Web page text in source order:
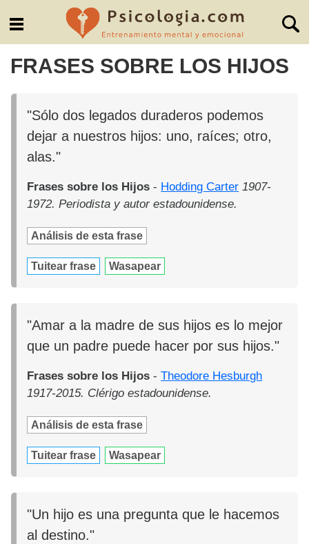
FRASES SOBRE LOS HIJOS
"Sólo dos legados duraderos podemos
dejar a nuestros hijos: uno, raíces; otro,
alas."
Frases sobre los Hijos - Hodding Carter 1907-
1972. Periodista y autor estadounidense.
Análisis de esta frase
Tuitear frase Wasapear
"Amar a la madre de sus hijos es lo mejor
que un padre puede hacer por sus hijos."
Frases sobre los Hijos -Theodore Hesburgh
1917-2015. Clérigo estadounidense.
Análisis de esta frase
Tuitear frase Wasapear
"Un hijo es una pregunta que le hacemos
al destino."